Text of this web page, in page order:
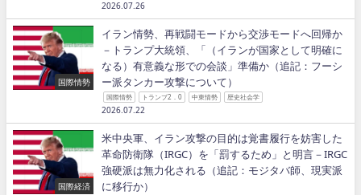
2026.07.26
国際情勢
イラン情勢、再戦闘モードから交渉モードへ回帰か
－トランプ大統領、「（イランが国家として明確に
なる）有意義な形での会談」準備か（追記：フーシ
ー派タンカー攻撃について）
国際情勢 トランプ2．0 中東情勢 歴史社会学
2026.07.22
国際経済
米中央軍、イラン攻撃の目的は覚書履行を妨害した
革命防衛隊（IRGC）を「罰するため」と明言－IRGC
強硬派は無力化される（追記：モジタバ師、現実派
に移行か）